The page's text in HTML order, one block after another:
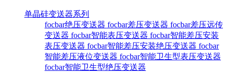
单晶硅变送器系列
focbar绝压变送器 focbar差压变送器 focbar差压远传
变送器 focbar智能表压变送器 focbar智能差压安装
表压变送器 focbar智能差压安装绝压变送器 focbar
智能差压液位变送器 focbar智能卫生型表压变送器
focbar智能卫生型绝压变送器